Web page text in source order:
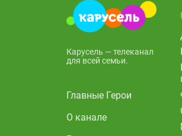
Карусель — телеканал
для всей семьи.
Главные Герои
О канале